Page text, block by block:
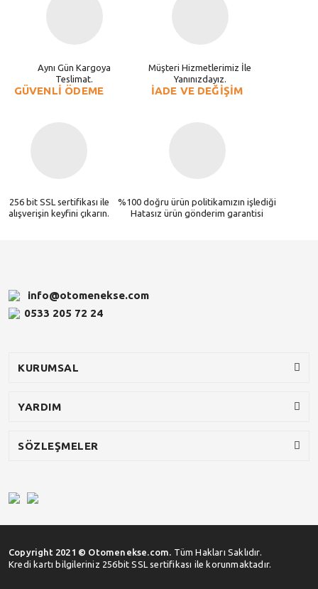
Aynı Gün Kargoya
Teslimat.
Müşteri Hizmetlerimiz İle
Yanınızdayız.
GÜVENLİ ÖDEME
256 bit SSL sertifikası ile
alışverişin keyfini çıkarın.
İADE VE DEĞİŞİM
%100 doğru ürün politikamızın işlediği
Hatasız ürün gönderim garantisi
info@otomenekse.com
0533 205 72 24
KURUMSAL
YARDIM
SÖZLEŞMELER
Copyright 2021 © Otomenekse.com. Tüm Hakları Saklıdır.
Kredi kartı bilgileriniz 256bit SSL sertifikası ile korunmaktadır.